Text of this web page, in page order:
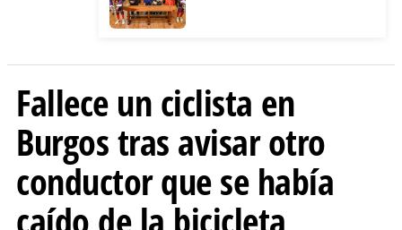
Fallece un ciclista en
Burgos tras avisar otro
conductor que se había